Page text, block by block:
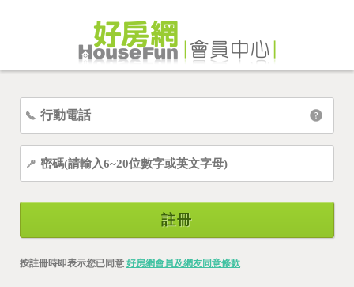
註冊
按註冊時即表示您已同意 好房網會員及網友同意條款